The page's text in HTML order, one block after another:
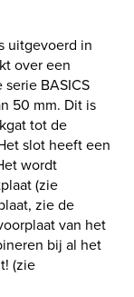
uitgevoerd in
over een
BASICS
50 mm. Dit is
tot de
slot heeft een
wordt
(zie
zie de
van het
bij al het
(zie